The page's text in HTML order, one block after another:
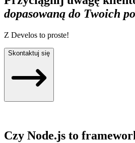
dopasowaną do Twoich
Z Develos to proste!
Skontaktuj się
Czy Node.js to